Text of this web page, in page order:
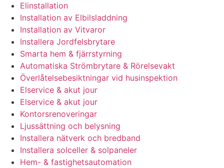
Elinstallation
Installation av Elbilsladdning
Installation av Vitvaror
Installera Jordfelsbrytare
Smarta hem & fjärrstyrning
Automatiska Strömbrytare & Rörelsevakt
Överlåtelsebesiktningar vid husinspektion
Elservice & akut jour
Elservice & akut jour
Kontorsrenoveringar
Ljussättning och belysning
Installera nätverk och bredband
Installera solceller & solpaneler
Hem- & fastighetsautomation